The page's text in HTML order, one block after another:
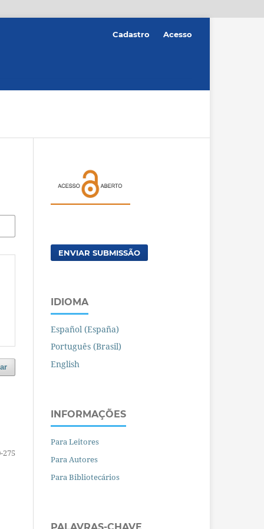
Cadastro Acesso
275
ENVIAR SUBMISSÃO
IDIOMA
Español (España)
Português (Brasil)
English
INFORMAÇÕES
Para Leitores
Para Autores
Para Bibliotecários